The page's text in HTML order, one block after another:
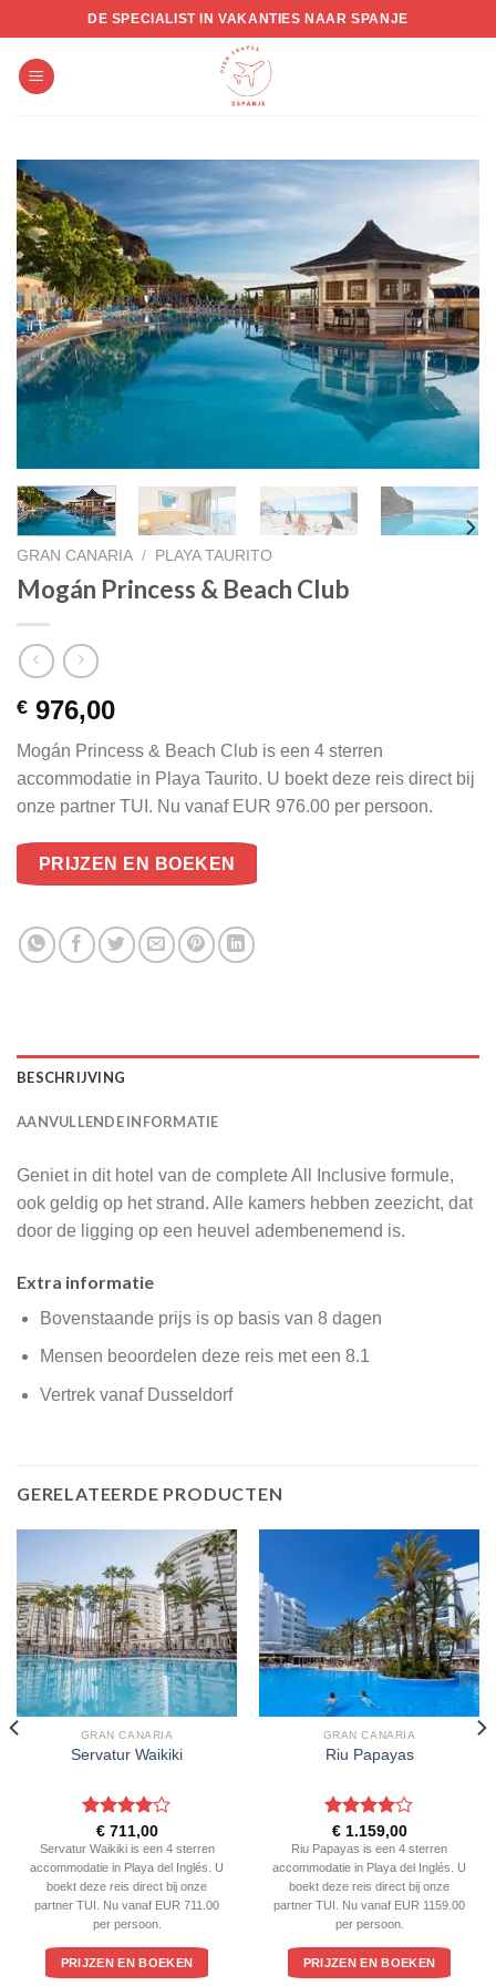
to
content
DE SPECIALIST IN VAKANTIES NAAR SPANJE
GRAN CANARIA / PLAYA TAURITO
Mogán Princess & Beach Club
€ 976,00
Mogán Princess & Beach Club is een 4 sterren
accommodatie in Playa Taurito. U boekt deze reis direct bij
onze partner TUI. Nu vanaf EUR 976.00 per persoon.
PRIJZEN EN BOEKEN
BESCHRIJVING
AANVULLENDE INFORMATIE
Geniet in dit hotel van de complete All Inclusive formule,
ook geldig op het strand. Alle kamers hebben zeezicht, dat
door de ligging op een heuvel adembenemend is.
Extra informatie
Bovenstaande prijs is op basis van 8 dagen
Mensen beoordelen deze reis met een 8.1
Vertrek vanaf Dusseldorf
GERELATEERDE PRODUCTEN
GRAN CANARIA
Servatur Waikiki
Gewaardeerd
4uit 5
€711,00
Servatur Waikiki is een 4 sterren
accommodatie in Playa del Inglés. U
boekt deze reis direct bij onze
partner TUI. Nu vanaf EUR 711.00
per persoon.
PRIJZEN EN BOEKEN
GRAN CANARIA
Riu Papayas
Gewaardeerd
4uit 5
€1.159,00
Riu Papayas is een 4 sterren
accommodatie in Playa del Inglés. U
boekt deze reis direct bij onze
partner TUI. Nu vanaf EUR 1159.00
per persoon.
PRIJZEN EN BOEKEN